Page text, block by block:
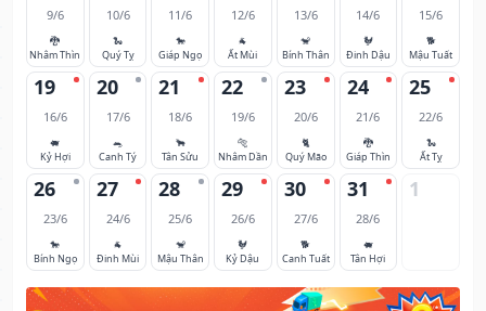
9/6
🐉
Nhâm Thìn
10/6
🐍
Quý Tỵ
11/6
🐎
Giáp Ngọ
12/6
🐐
Ất Mùi
13/6
🐒
Bính Thân
14/6
🐓
Đinh Dậu
15/6
🐕
Mậu Tuất
19
16/6
🐖
Kỷ Hợi
20
17/6
🐀
Canh Tý
21
18/6
🐂
Tân Sửu
22
19/6
🐅
Nhâm Dần
23
20/6
🐈
Quý Mão
24
21/6
🐉
Giáp Thìn
25
22/6
🐍
Ất Tỵ
26
23/6
🐎
Bính Ngọ
27
24/6
🐐
Đinh Mùi
28
25/6
🐒
Mậu Thân
29
26/6
🐓
Kỷ Dậu
30
27/6
🐕
Canh Tuất
31
28/6
🐖
Tân Hợi
1